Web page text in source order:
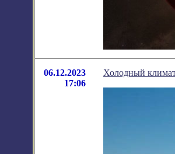
06.12.2023
17:06
Холодный